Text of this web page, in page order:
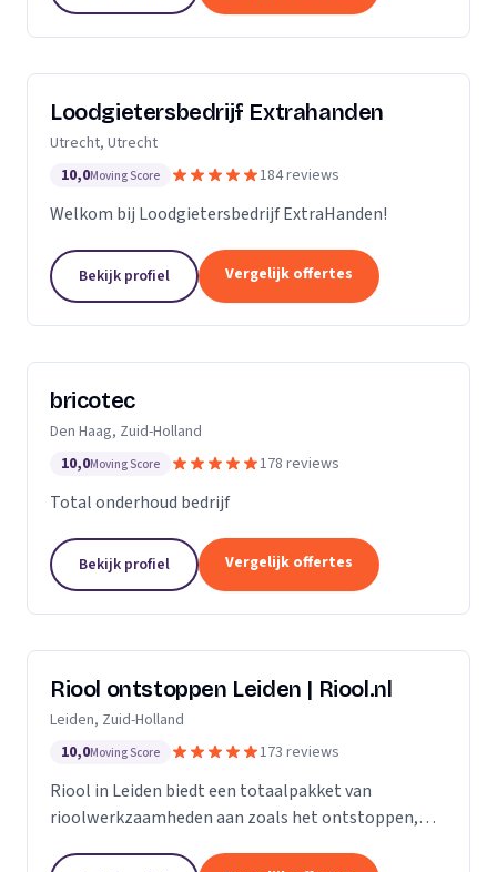
Loodgietersbedrijf Extrahanden
Utrecht, Utrecht
10,0Moving Score 184 reviews
Welkom bij Loodgietersbedrijf ExtraHanden!
Bekijk profiel Vergelijk offertes
bricotec
Den Haag, Zuid-Holland
10,0Moving Score 178 reviews
Total onderhoud bedrijf
Bekijk profiel Vergelijk offertes
Riool ontstoppen Leiden | Riool.nl
Leiden, Zuid-Holland
10,0Moving Score 173 reviews
Riool in Leiden biedt een totaalpakket van
rioolwerkzaamheden aan zoals het ontstoppen,